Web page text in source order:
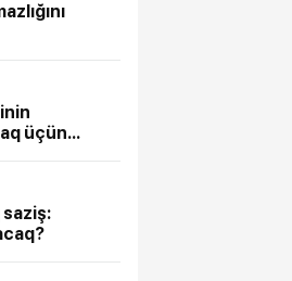
üçün...
saziş: